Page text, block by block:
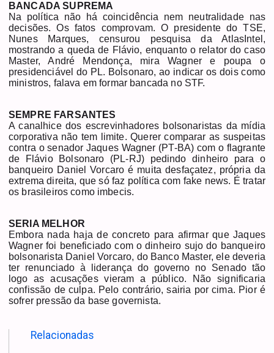
BANCADA SUPREMA
Na política não há coincidência nem neutralidade nas
decisões. Os fatos comprovam. O presidente do TSE,
Nunes Marques, censurou pesquisa da AtlasIntel,
mostrando a queda de Flávio, enquanto o relator do caso
Master, André Mendonça, mira Wagner e poupa o
presidenciável do PL. Bolsonaro, ao indicar os dois como
ministros, falava em formar bancada no STF.
SEMPRE FARSANTES
A canalhice dos escrevinhadores bolsonaristas da mídia
corporativa não tem limite. Querer comparar as suspeitas
contra o senador Jaques Wagner (PT-BA) com o flagrante
de Flávio Bolsonaro (PL-RJ) pedindo dinheiro para o
banqueiro Daniel Vorcaro é muita desfaçatez, própria da
extrema direita, que só faz política com fake news. É tratar
os brasileiros como imbecis.
SERIA MELHOR
Embora nada haja de concreto para afirmar que Jaques
Wagner foi beneficiado com o dinheiro sujo do banqueiro
bolsonarista Daniel Vorcaro, do Banco Master, ele deveria
ter renunciado à liderança do governo no Senado tão
logo as acusações vieram a público. Não significaria
confissão de culpa. Pelo contrário, sairia por cima. Pior é
sofrer pressão da base governista.
Relacionadas